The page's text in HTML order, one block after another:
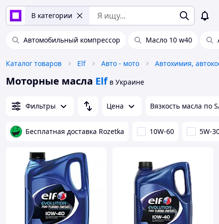
В категории
Автомобильный компрессор Масло 10 w40
Каталог товаров Elf Авто - мото
Моторные масла Elf в Украине
Фильтры Цена Вязкость масла по
Бесплатная доставка Rozetka 10W-60 5W-